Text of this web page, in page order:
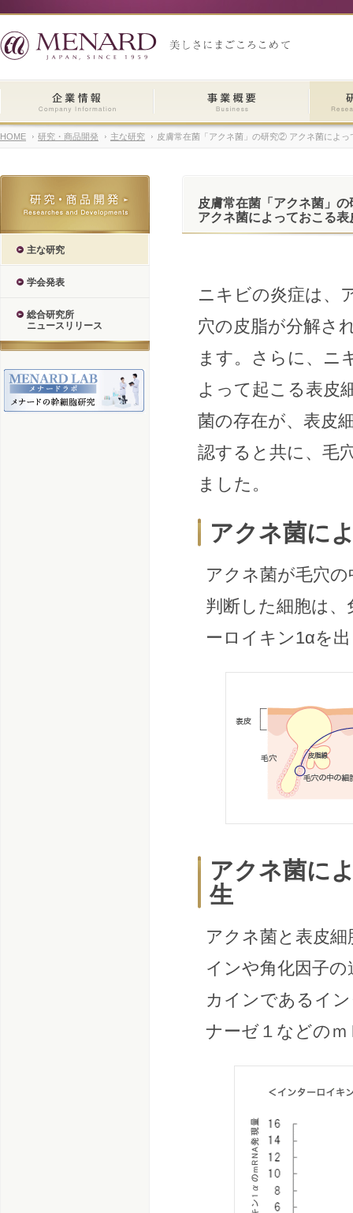
HOME 研究・商品開発 主な研究 皮膚常在菌「アクネ菌」の研究② アクネ菌によ
主な研究
学会発表
総合研究所
ニュースリリース
皮膚常在菌「アクネ菌」
アクネ菌によっておこる
ニキビの炎症は、
穴の皮脂が分解さ
ます。さらに、ニ
よって起こる表皮
菌の存在が、表皮
認すると共に、毛
ました。
アクネ菌に
アクネ菌が毛穴
判断した細胞は
ーロイキン1αを
アクネ菌に
生
アクネ菌と表皮
インや角化因子
カインであるイ
ナーゼ１などの